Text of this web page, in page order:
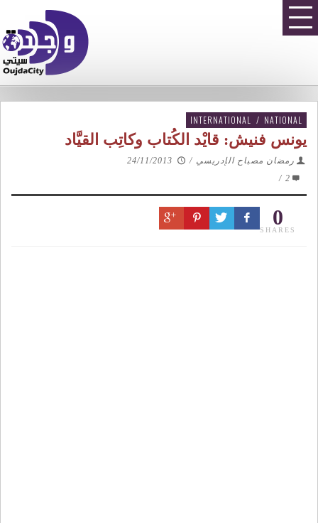
INTERNATIONAL / NATIONAL
يونس فنيش: قايْد الكُتاب وكاتِب القيَّاد
رمضان مصباح الإدريسي /
24/11/2013
2
/
0
SHARES